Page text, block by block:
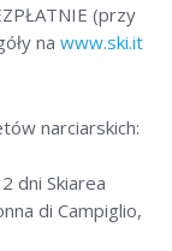
(przy
na www.ski.it
narciarskich:
dni Skiarea
di Campiglio,